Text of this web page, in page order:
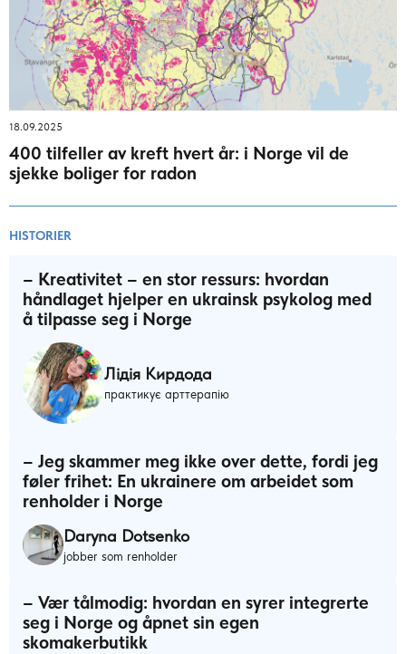
18.09.2025
400 tilfeller av kreft hvert år: i Norge vil de
sjekke boliger for radon
HISTORIER
– Kreativitet – en stor ressurs: hvordan
håndlaget hjelper en ukrainsk psykolog med
å tilpasse seg i Norge
Лідія Кирдода
практикує арттерапію
– Jeg skammer meg ikke over dette, fordi jeg
føler frihet: En ukrainere om arbeidet som
renholder i Norge
Daryna Dotsenko
jobber som renholder
– Vær tålmodig: hvordan en syrer integrerte
seg i Norge og åpnet sin egen
skomakerbutikk